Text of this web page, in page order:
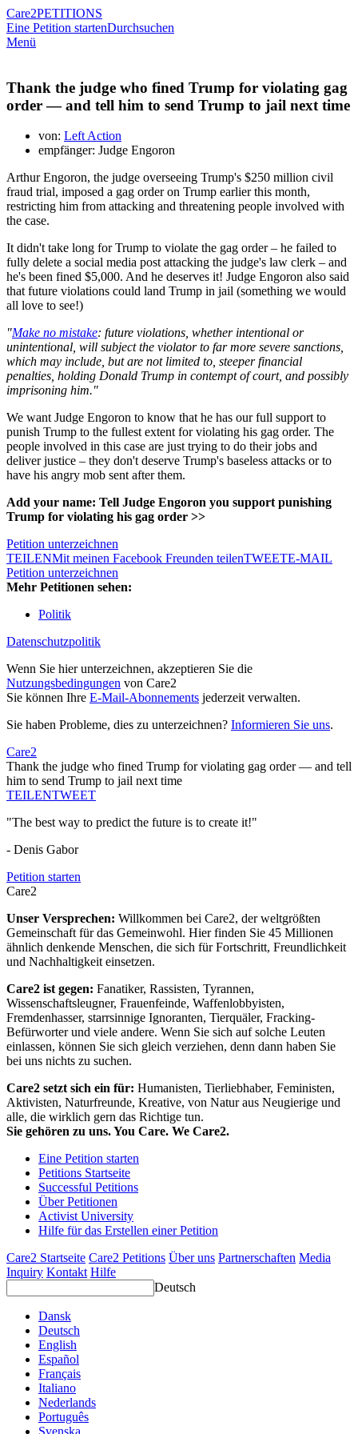
Care2PETITIONS
Eine Petition startenDurchsuchen
Menü
Thank the judge who fined Trump for violating gag
order — and tell him to send Trump to jail next time
von: Left Action
empfänger: Judge Engoron
Arthur Engoron, the judge overseeing Trump's $250 million civil
fraud trial, imposed a gag order on Trump earlier this month,
restricting him from attacking and threatening people involved with
the case.
It didn't take long for Trump to violate the gag order – he failed to
fully delete a social media post attacking the judge's law clerk – and
he's been fined $5,000. And he deserves it! Judge Engoron also said
that future violations could land Trump in jail (something we would
all love to see!)
"Make no mistake: future violations, whether intentional or
unintentional, will subject the violator to far more severe sanctions,
which may include, but are not limited to, steeper financial
penalties, holding Donald Trump in contempt of court, and possibly
imprisoning him."
We want Judge Engoron to know that he has our full support to
punish Trump to the fullest extent for violating his gag order. The
people involved in this case are just trying to do their jobs and
deliver justice – they don't deserve Trump's baseless attacks or to
have his angry mob sent after them.
Add your name: Tell Judge Engoron you support punishing
Trump for violating his gag order >>
Petition unterzeichnen
TEILENMit meinen Facebook Freunden teilenTWEETE-MAIL
Petition unterzeichnen
Mehr Petitionen sehen:
Politik
Datenschutzpolitik
Wenn Sie hier unterzeichnen, akzeptieren Sie die
Nutzungsbedingungen von Care2
Sie können Ihre E-Mail-Abonnements jederzeit verwalten.
Sie haben Probleme, dies zu unterzeichnen? Informieren Sie uns.
Care2
Thank the judge who fined Trump for violating gag order — and tell
him to send Trump to jail next time
TEILENTWEET
"The best way to predict the future is to create it!"
- Denis Gabor
Petition starten
Care2
Unser Versprechen: Willkommen bei Care2, der weltgrößten
Gemeinschaft für das Gemeinwohl. Hier finden Sie 45 Millionen
ähnlich denkende Menschen, die sich für Fortschritt, Freundlichkeit
und Nachhaltigkeit einsetzen.
Care2 ist gegen: Fanatiker, Rassisten, Tyrannen,
Wissenschaftsleugner, Frauenfeinde, Waffenlobbyisten,
Fremdenhasser, starrsinnige Ignoranten, Tierquäler, Fracking-
Befürworter und viele andere. Wenn Sie sich auf solche Leuten
einlassen, können Sie sich gleich verziehen, denn dann haben Sie
bei uns nichts zu suchen.
Care2 setzt sich ein für: Humanisten, Tierliebhaber, Feministen,
Aktivisten, Naturfreunde, Kreative, von Natur aus Neugierige und
alle, die wirklich gern das Richtige tun.
Sie gehören zu uns. You Care. We Care2.
Eine Petition starten
Petitions Startseite
Successful Petitions
Über Petitionen
Activist University
Hilfe für das Erstellen einer Petition
Care2 Startseite Care2 Petitions Über uns Partnerschaften Media
Inquiry Kontakt Hilfe
Deutsch
Dansk
Deutsch
English
Español
Français
Italiano
Nederlands
Português